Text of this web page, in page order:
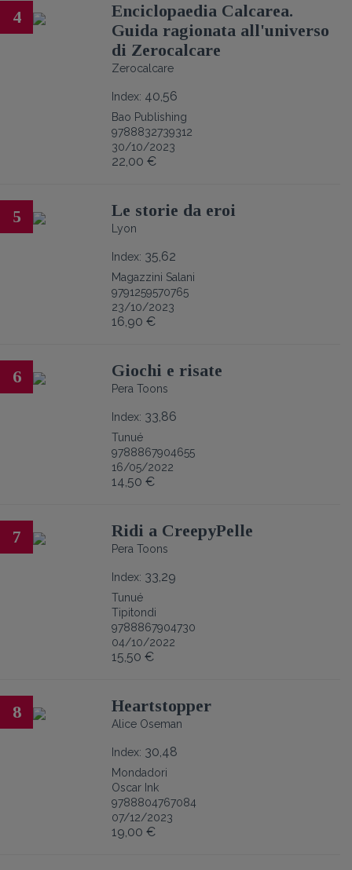
4
Enciclopaedia Calcarea.
Guida ragionata all'universo
di Zerocalcare
Zerocalcare
Index: 40,56
Bao Publishing
9788832739312
30/10/2023
22,00 €
5 Le storie da eroi
Lyon
Index: 35,62
Magazzini Salani
9791259570765
23/10/2023
16,90 €
6 Giochi e risate
Pera Toons
Index: 33,86
Tunué
9788867904655
16/05/2022
14,50 €
7 Ridi a CreepyPelle
Pera Toons
Index: 33,29
Tunué
Tipitondi
9788867904730
04/10/2022
15,50 €
8 Heartstopper
Alice Oseman
Index: 30,48
Mondadori
Oscar Ink
9788804767084
07/12/2023
19,00 €